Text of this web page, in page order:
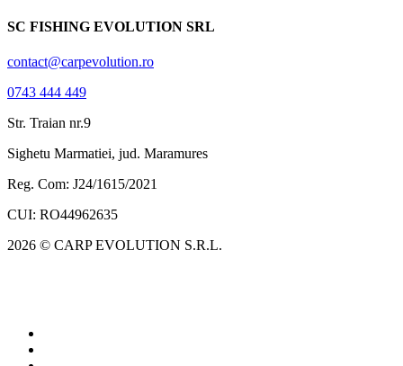
SC FISHING EVOLUTION SRL
contact@carpevolution.ro
0743 444 449
Str. Traian nr.9
Sighetu Marmatiei, jud. Maramures
Reg. Com: J24/1615/2021
CUI: RO44962635
2026 © CARP EVOLUTION S.R.L.